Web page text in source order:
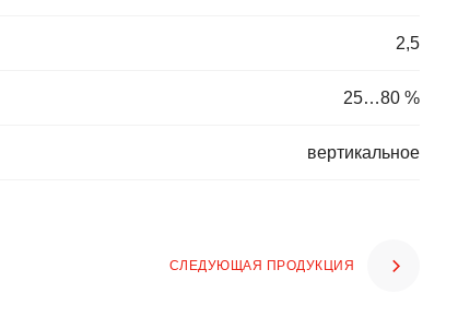
2,5
25…80 %
вертикальное
СЛЕДУЮЩАЯ ПРОДУКЦИЯ